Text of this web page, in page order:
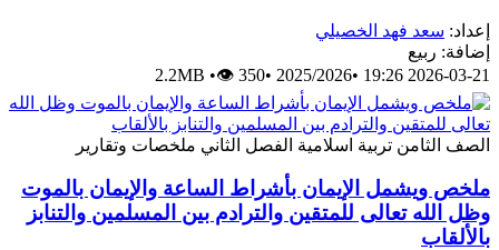
إعداد: سعد فهد الخصيلي
إضافة: ربيع
2026-03-21 19:26
•
2025/2026
•
2.2MB •👁 350
الصف الثامن تربية اسلامية الفصل الثاني ملخصات وتقارير
ملخص ويشمل الإيمان بأشراط الساعة والإيمان بالموت
وظل الله تعالى للمتقين والترادم بين المسلمين والتنابز
بالألقاب